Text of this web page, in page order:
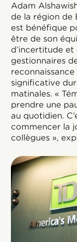
Adam
de la région de
est bénéfique
être de son
d’incertitude
gestionnaires
significative
matinales. «
prendre une
au quotidien.
commencer la
collègues »,